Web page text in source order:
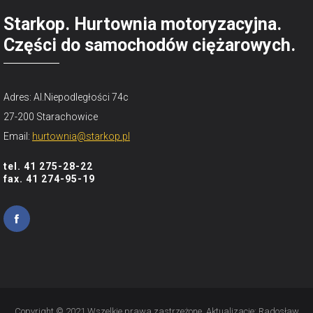
Starkop. Hurtownia motoryzacyjna.
Części do samochodów ciężarowych.
Adres: Al.Niepodległości 74c
27-200 Starachowice
Email: hurtownia@starkop.pl
tel. 41 275-28-22
fax. 41 274-95-19